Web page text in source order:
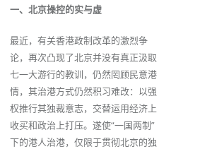
一、北京操控的实与虚
最近，有关香港政制改革的激烈争
论，再次凸现了北京并没有真正汲取
七一大游行的教训，仍然罔顾民意港
情，其治港方式仍然积习难改：以强
权推行其独裁意志，交替运用经济上
收买和政治上打压。遂使“一国两制”
下的港人治港，仅限于贯彻北京的独